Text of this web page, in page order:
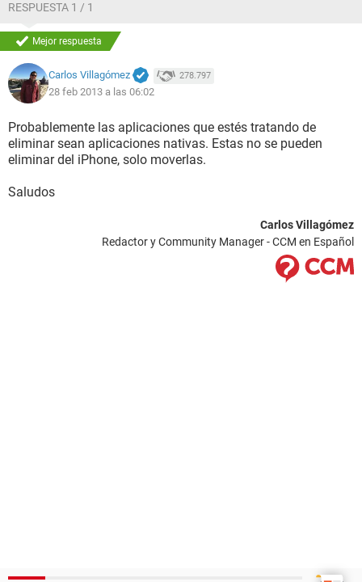
RESPUESTA 1 / 1
Mejor respuesta
Carlos Villagómez 278.797
28 feb 2013 a las 06:02
Probablemente las aplicaciones que estés tratando de
eliminar sean aplicaciones nativas. Estas no se pueden
eliminar del iPhone, solo moverlas.
Saludos
Carlos Villagómez
Redactor y Community Manager - CCM en Español